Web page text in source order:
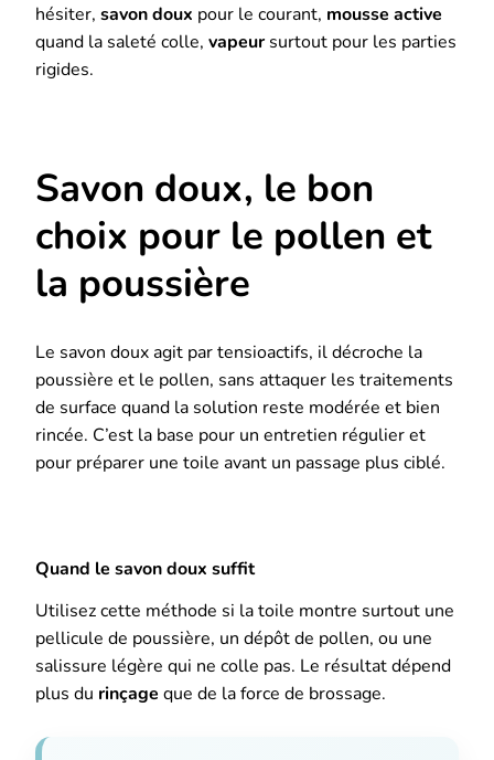
hésiter, savon doux pour le courant, mousse active
quand la saleté colle, vapeursurtout pour les parties
rigides.
Savon doux, le bon
choix pour le pollen et
la poussière
Le savon doux agit par tensioactifs, il décroche la
poussière et le pollen, sans attaquer les traitements
de surface quand la solution reste modérée et bien
rincée. C’est la base pour un entretien régulier et
pour préparer une toile avant un passage plus ciblé.
Quand le savon doux suffit
Utilisez cette méthode si la toile montre surtout une
pellicule de poussière, un dépôt de pollen, ou une
salissure légère qui ne colle pas. Le résultat dépend
plus du rinçage que de la force de brossage.